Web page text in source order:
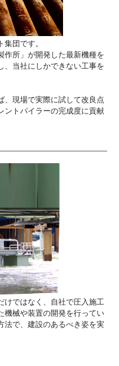
団です。
作所」が開発した最新機種を
、当社にしかできない工事を
、現場で実際に試して改良点
ントパイラーの完成度に貢献
けではなく、自社で圧入施工
機械や装置の開発を行ってい
法で、建設のあるべき姿を実